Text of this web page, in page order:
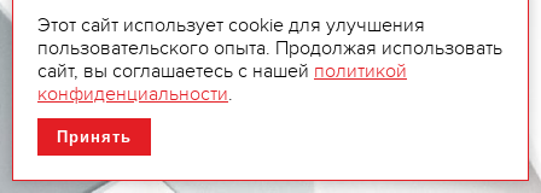
Этот сайт использует cookie для улучшения
пользовательского опыта. Продолжая использовать
сайт, вы соглашаетесь с нашей политикой
конфиденциальности.
Принять